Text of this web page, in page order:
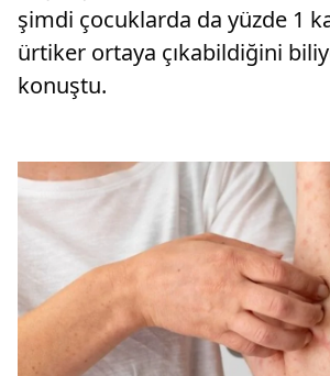
şimdi çocuklarda da yüzde 1
ürtiker ortaya çıkabildiğini
konuştu.